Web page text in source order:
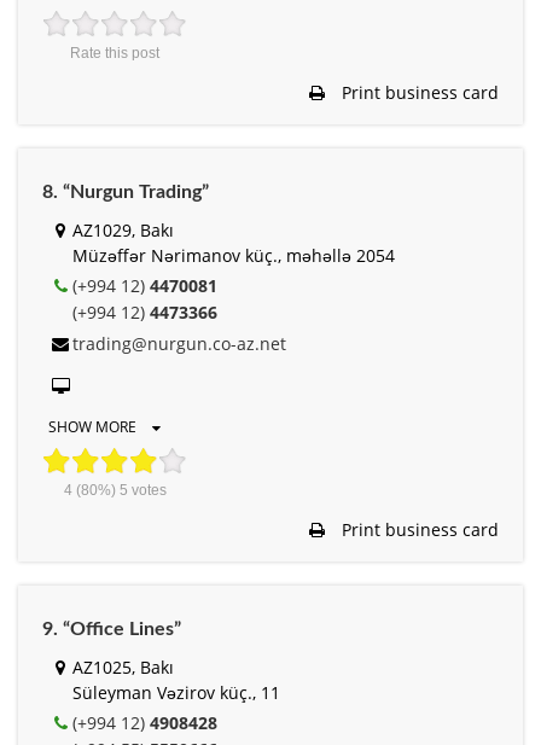
Rate this post
Print business card
8. “Nurgun Trading”
AZ1029, Bakı
Müzəffər Nərimanov küç., məhəllə 2054
(+994 12) 4470081
(+994 12) 4473366
trading@nurgun.co-az.net
SHOW MORE
4(80%) 5 votes
Print business card
9. “Office Lines”
AZ1025, Bakı
Süleyman Vəzirov küç., 11
(+994 12) 4908428